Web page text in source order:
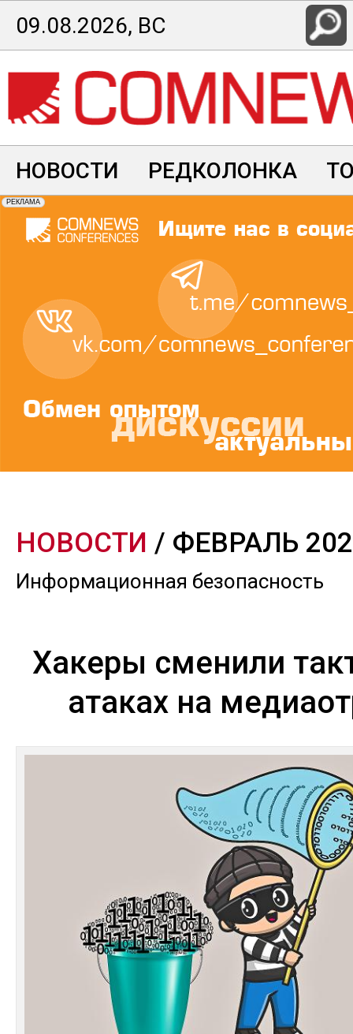
Перейти
к
основному
содержанию
09.08.2026, ВС
НОВОСТИ РЕДКОЛОНКА
НОВОСТИ / ФЕВРАЛЬ
Информационная безопасность
Хакеры сменили
атаках на